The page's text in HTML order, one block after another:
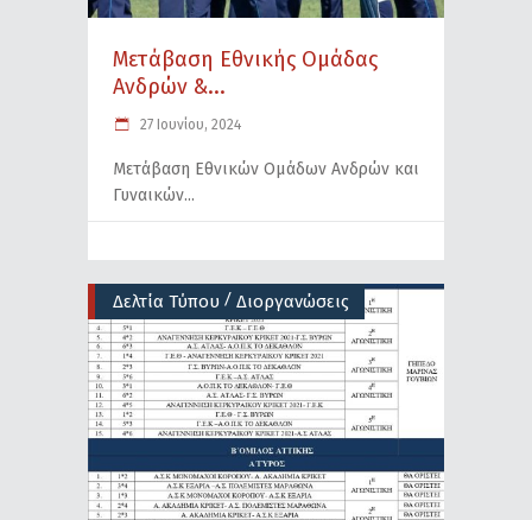
Μετάβαση Εθνικής Ομάδας
Ανδρών &...
27 Ιουνίου, 2024
Μετάβαση Εθνικών Ομάδων Ανδρών και
Γυναικών
Δελτία Τύπου / Διοργανώσεις